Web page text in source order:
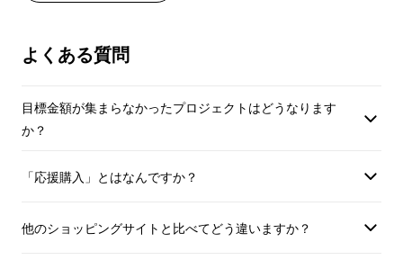
よくある質問
目標金額が集まらなかったプロジェクトはどうなります
か？
「応援購入」とはなんですか？
他のショッピングサイトと比べてどう違いますか？